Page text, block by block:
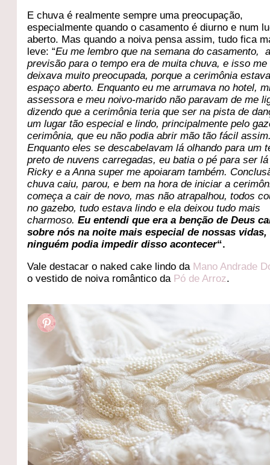
E chuva é realmente sempre uma preocupação,
especialmente quando o casamento é diurno e num
aberto. Mas quando a noiva pensa assim, tudo fica
leve: “Eu me lembro que na semana do casamento,
previsão para o tempo era de muita chuva, e isso me
deixava muito preocupada, porque a cerimônia
espaço aberto. Enquanto eu me arrumava no hotel,
assessora e meu noivo-marido não paravam de me
dizendo que a cerimônia teria que ser na pista de
um lugar tão especial e lindo, principalmente pelo
cerimônia, que eu não podia abrir mão tão fácil
Enquanto eles se descabelavam lá olhando para um
preto de nuvens carregadas, eu batia o pé para ser
Ricky e a Anna super me apoiaram também.
chuva caiu, parou, e bem na hora de iniciar a
começa a cair de novo, mas não atrapalhou, todos
no gazebo, tudo estava lindo e ela deixou tudo mais
charmoso.Eu entendi que era a benção de Deus
sobre nós na noite mais especial de nossas vidas,
ninguém podia impedir disso acontecer“.
Vale destacar o naked cake lindo da Mano Andrade
o vestido de noiva romântico da Pó de Arroz.